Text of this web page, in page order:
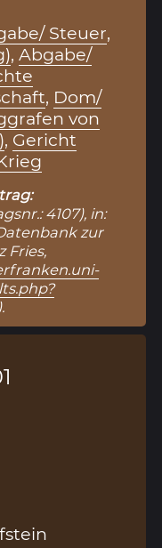
Steuer,
,Abgabe/
, Dom/
von
, Gericht
4107), in:
zur
Fries,